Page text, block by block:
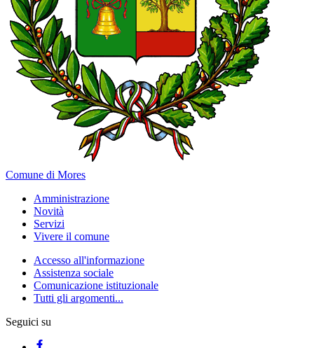
Comune di Mores
Amministrazione
Novità
Servizi
Vivere il comune
Accesso all'informazione
Assistenza sociale
Comunicazione istituzionale
Tutti gli argomenti...
Seguici su